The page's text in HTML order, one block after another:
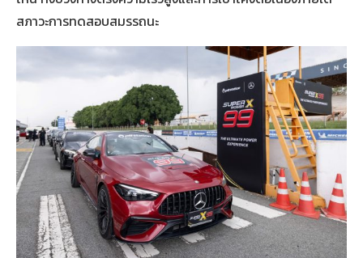
สภาวะการทดสอบสมรรถนะ